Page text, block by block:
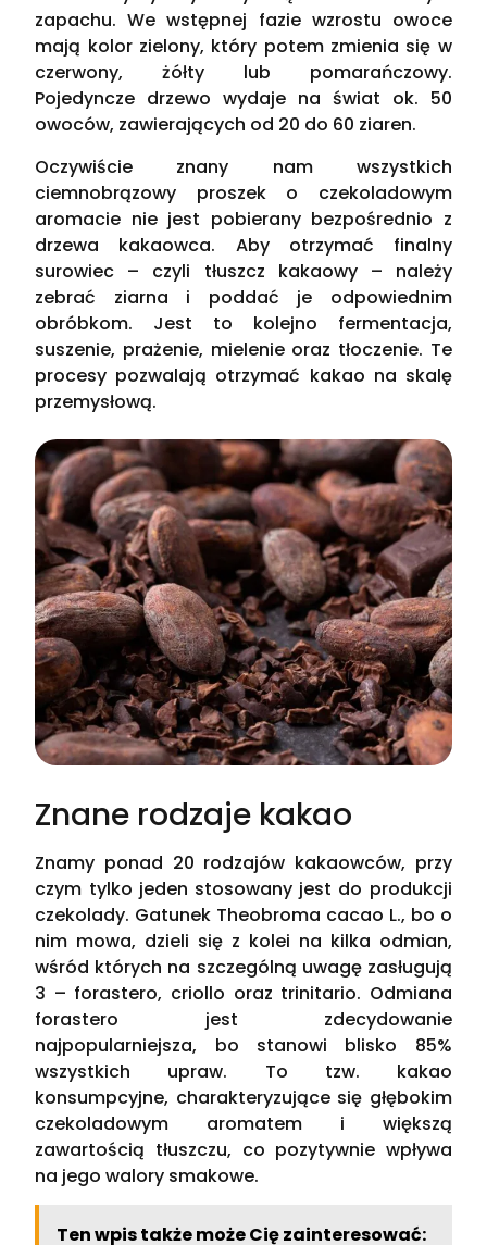
zapachu. We wstępnej fazie wzrostu owoce
mają kolor zielony, który potem zmienia się w
czerwony, żółty lub pomarańczowy.
Pojedyncze drzewo wydaje na świat ok. 50
owoców, zawierających od 20 do 60 ziaren.
Oczywiście znany nam wszystkich
ciemnobrązowy proszek o czekoladowym
aromacie nie jest pobierany bezpośrednio z
drzewa kakaowca. Aby otrzymać finalny
surowiec – czyli tłuszcz kakaowy – należy
zebrać ziarna i poddać je odpowiednim
obróbkom. Jest to kolejno fermentacja,
suszenie, prażenie, mielenie oraz tłoczenie. Te
procesy pozwalają otrzymać kakao na skalę
przemysłową.
Znane rodzaje kakao
Znamy ponad 20 rodzajów kakaowców, przy
czym tylko jeden stosowany jest do produkcji
czekolady. Gatunek Theobroma cacao L., bo o
nim mowa, dzieli się z kolei na kilka odmian,
wśród których na szczególną uwagę zasługują
3 – forastero, criollo oraz trinitario. Odmiana
forastero jest zdecydowanie
najpopularniejsza, bo stanowi blisko 85%
wszystkich upraw. To tzw. kakao
konsumpcyjne, charakteryzujące się głębokim
czekoladowym aromatem i większą
zawartością tłuszczu, co pozytywnie wpływa
na jego walory smakowe.
Ten wpis także może Cię zainteresować: